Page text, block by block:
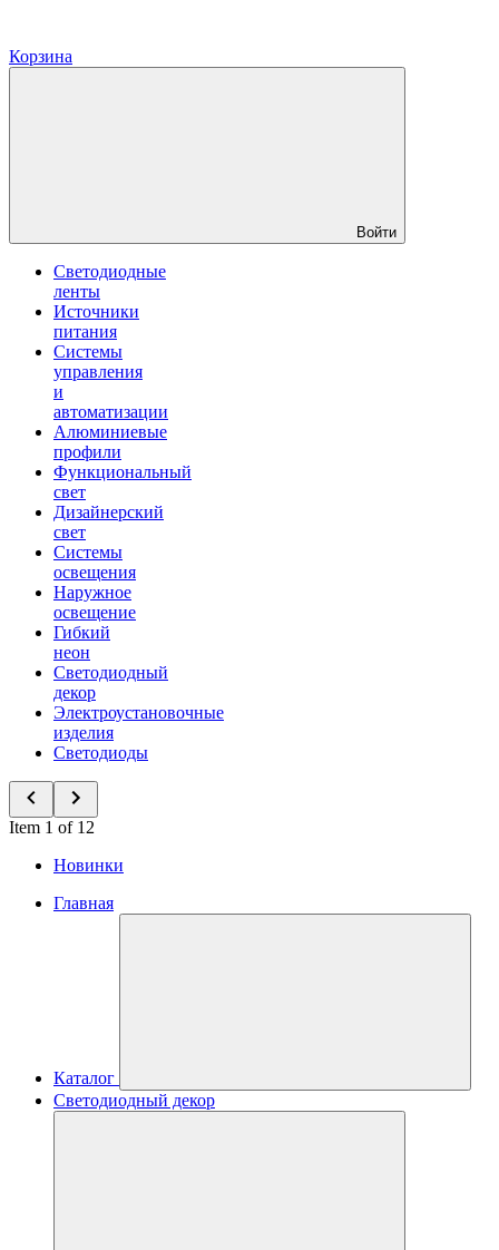
Корзина
Войти
Светодиодные
ленты
Источники
питания
Системы
управления
и
автоматизации
Алюминиевые
профили
Функциональный
свет
Дизайнерский
свет
Системы
освещения
Наружное
освещение
Гибкий
неон
Светодиодный
декор
Электроустановочные
изделия
Светодиоды
Item 1 of 12
Новинки
Главная
Каталог
Светодиодный декор